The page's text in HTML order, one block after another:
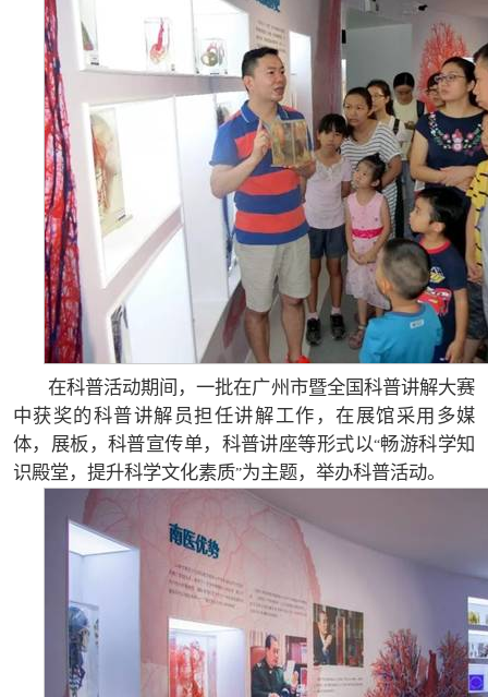
在科普活动期间，一批在广州市暨全国科普讲解大赛
中获奖的科普讲解员担任讲解工作，在展馆采用多媒
体，展板，科普宣传单，科普讲座等形式以“畅游科学知
识殿堂，提升科学文化素质”为主题，举办科普活动。